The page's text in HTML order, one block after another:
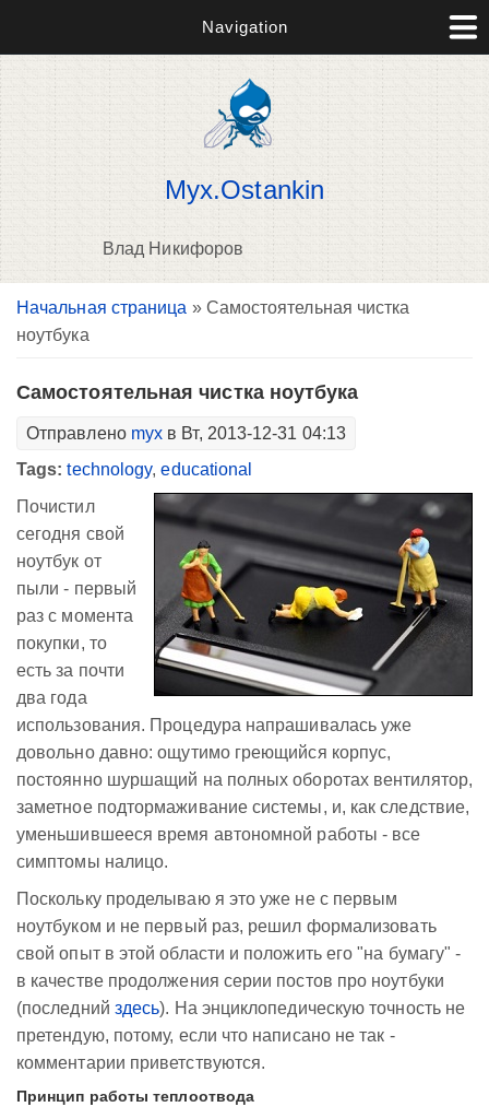
Navigation
Myx.Ostankin
Влад Никифоров
Вы здесь
Начальная страница » Самостоятельная чистка
ноутбука
Самостоятельная чистка ноутбука
Отправлено myx в Вт, 2013-12-31 04:13
Tags:technology,educational
Почистил
сегодня свой
ноутбук от
пыли - первый
раз с момента
покупки, то
есть за почти
два года
использования. Процедура напрашивалась уже
довольно давно: ощутимо греющийся корпус,
постоянно шуршащий на полных оборотах вентилятор,
заметное подтормаживание системы, и, как следствие,
уменьшившееся время автономной работы - все
симптомы налицо.
Поскольку проделываю я это уже не с первым
ноутбуком и не первый раз, решил формализовать
свой опыт в этой области и положить его "на бумагу" -
в качестве продолжения серии постов про ноутбуки
(последний здесь). На энциклопедическую точность не
претендую, потому, если что написано не так -
комментарии приветствуются.
Принцип работы теплоотвода